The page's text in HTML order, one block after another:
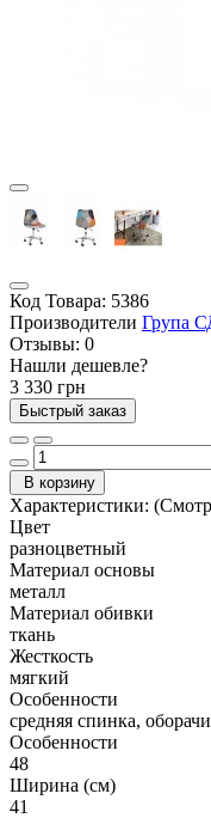
Код Товара: 5386
Производители Група
Отзывы: 0
Нашли дешевле?
3 330 грн
Быстрый заказ
В корзину
Характеристики:
Цвет
разноцветный
Материал основы
металл
Материал обивки
ткань
Жесткость
мягкий
Особенности
средняя спинка,
Особенности
48
Ширина (см)
41